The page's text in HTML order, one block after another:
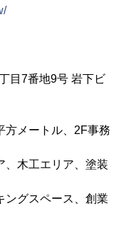
7番地9号 岩下ビ
トル、2F事務
、木工エリア、塗装
ングスペース、創業